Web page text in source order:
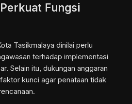
Fungsi
Tasikmalaya dinilai perlu
terhadap implementasi
Selain itu, dukungan anggaran
kunci agar penataan tidak